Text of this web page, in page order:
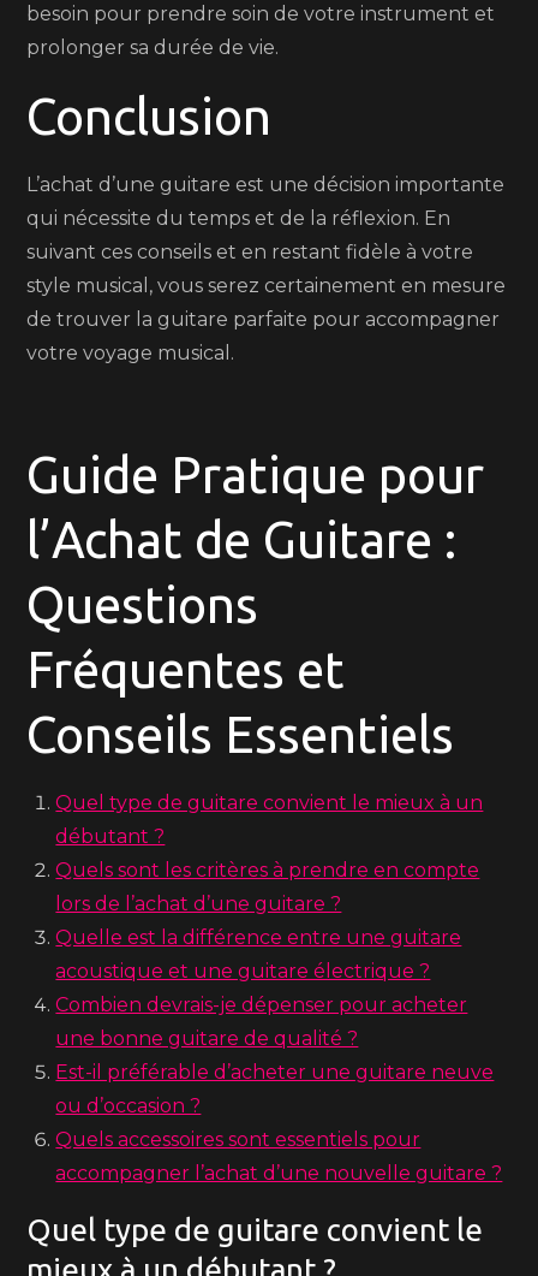
besoin pour prendre soin de votre instrument et
prolonger sa durée de vie.
Conclusion
L’achat d’une guitare est une décision importante
qui nécessite du temps et de la réflexion. En
suivant ces conseils et en restant fidèle à votre
style musical, vous serez certainement en mesure
de trouver la guitare parfaite pour accompagner
votre voyage musical.
Guide Pratique pour
l’Achat de Guitare :
Questions
Fréquentes et
Conseils Essentiels
Quel type de guitare convient le mieux à un
débutant ?
Quels sont les critères à prendre en compte
lors de l’achat d’une guitare ?
Quelle est la différence entre une guitare
acoustique et une guitare électrique ?
Combien devrais-je dépenser pour acheter
une bonne guitare de qualité ?
Est-il préférable d’acheter une guitare neuve
ou d’occasion ?
Quels accessoires sont essentiels pour
accompagner l’achat d’une nouvelle guitare ?
Quel type de guitare convient le